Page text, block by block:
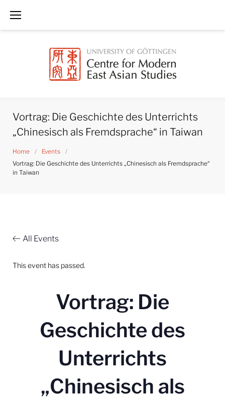
Vortrag: Die Geschichte des Unterrichts
„Chinesisch als Fremdsprache“ in Taiwan
Home / Events
/
Vortrag: Die Geschichte des Unterrichts „Chinesisch als Fremdsprache“
in Taiwan
All Events
This event has passed.
Vortrag: Die
Geschichte des
Unterrichts
„Chinesisch als